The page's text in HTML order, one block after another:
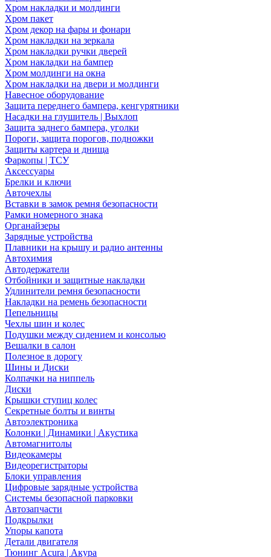
Хром накладки и молдинги
Хром пакет
Хром декор на фары и фонари
Хром накладки на зеркала
Хром накладки ручки дверей
Хром накладки на бампер
Хром молдинги на окна
Хром накладки на двери и молдинги
Навесное оборудование
Защита переднего бампера, кенгурятники
Насадки на глушитель | Выхлоп
Защита заднего бампера, уголки
Пороги, защита порогов, подножки
Защиты картера и днища
Фаркопы | ТСУ
Аксессуары
Брелки и ключи
Авточехлы
Вставки в замок ремня безопасности
Рамки номерного знака
Органайзеры
Зарядные устройства
Плавники на крышу и радио антенны
Автохимия
Автодержатели
Отбойники и защитные накладки
Удлинители ремня безопасности
Накладки на ремень безопасности
Пепельницы
Чехлы шин и колес
Подушки между сидением и консолью
Вешалки в салон
Полезное в дорогу
Шины и Диски
Колпачки на ниппель
Диски
Крышки ступиц колес
Секретные болты и винты
Автоэлектроника
Колонки | Динамики | Акустика
Автомагнитолы
Видеокамеры
Видеорегистраторы
Блоки управления
Цифровые зарядные устройства
Системы безопасной парковки
Автозапчасти
Подкрылки
Упоры капота
Детали двигателя
Тюнинг Acura | Акура